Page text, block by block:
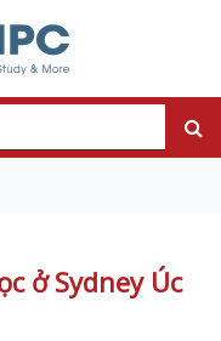
ở Sydney Úc